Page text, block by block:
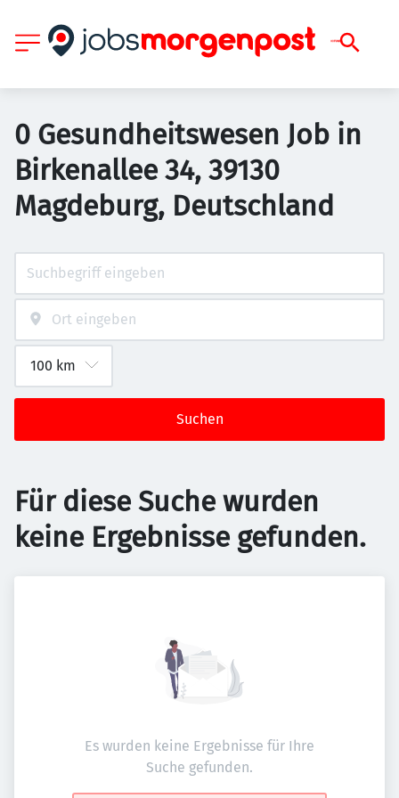
0 Gesundheitswesen Job in
Birkenallee 34, 39130
Magdeburg, Deutschland
Suchen
Für diese Suche wurden
keine Ergebnisse gefunden.
Es wurden keine Ergebnisse für Ihre
Suche gefunden.